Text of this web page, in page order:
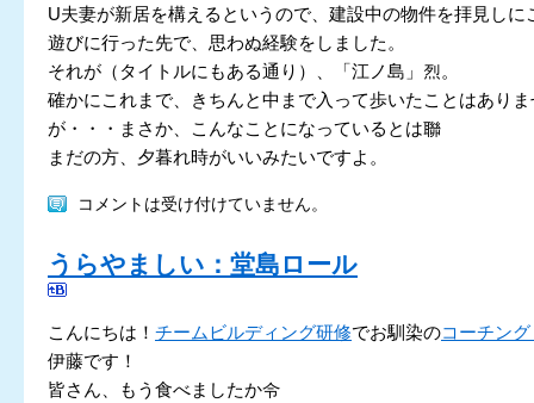
U夫妻が新居を構えるというので、建設中の物件を拝見しに
遊びに行った先で、思わぬ経験をしました。
それが（タイトルにもある通り）、「江ノ島」烈。
確かにこれまで、きちんと中まで入って歩いたことはあり
が・・・まさか、こんなことになっているとは聯
まだの方、夕暮れ時がいいみたいですよ。
コメントは受け付けていません。
うらやましい：堂島ロール
こんにちは！ チームビルディング研修でお馴染のコーチン
伊藤です！
皆さん、もう食べましたか令